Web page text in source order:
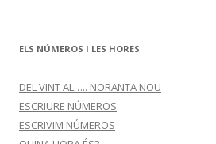
ELS NÚMEROS I LES HORES
DEL VINT AL….. NORANTA NOU
ESCRIURE NÚMEROS
ESCRIVIM NÚMEROS